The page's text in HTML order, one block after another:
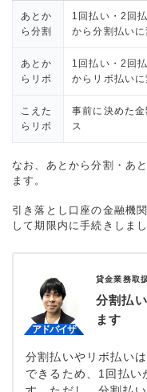
あとか
ら分割
1回払い・2回
から分割払い
あとか
らリボ
1回払い・2回
からリボ払い
こえた
らリボ
事前に決めた
ス
なお、あとから分割・あ
ます。
引き落とし口座の金融機
して期限内に手続きしまし
貸金業務取
分割払
ます
分割払いやリボ払い
できるため、1回払い